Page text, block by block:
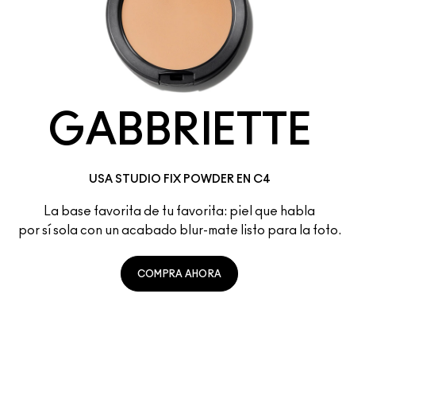
GABBRIETTE
USA STUDIO FIX POWDER EN C4
La base favorita de tu favorita: piel que habla
por sí sola con un acabado blur-mate listo para la foto.
COMPRA AHORA